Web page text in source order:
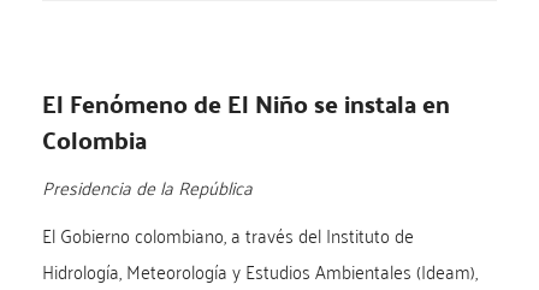
El Fenómeno de El Niño se instala en
Colombia
Presidencia de la República
El Gobierno colombiano, a través del Instituto de
Hidrología, Meteorología y Estudios Ambientales (Ideam),